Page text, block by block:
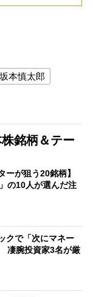
坂本慎太郎
銘柄＆テー
ーが狙う20銘柄】
の10人が選んだ注
クで「次にマネー
凄腕投資家3名が厳